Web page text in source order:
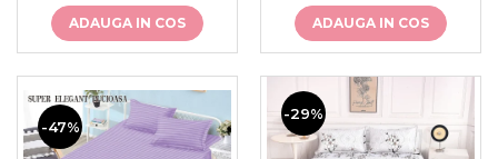
ADAUGA IN COS ADAUGA IN COS
-47%
-29%